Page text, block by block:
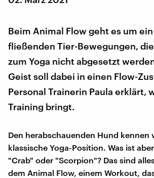
Beim Animal Flow geht es um
fließenden Tier-Bewegungen,
zum Yoga nicht abgesetzt
Geist soll dabei in einen Flow-
Personal Trainerin Paula erklärt,
Training bringt.
Den herabschauenden Hund kennen
klassische Yoga-Position. Was ist
"Crab" oder "Scorpion"? Das sind
dem Animal Flow, einem Workout,